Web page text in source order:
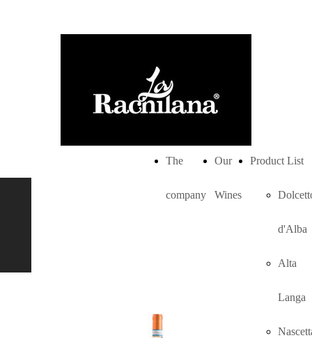
The
company
Our
Wines
Product List
d'Alba
Alta
Langa